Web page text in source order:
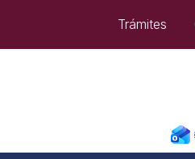
Trámites